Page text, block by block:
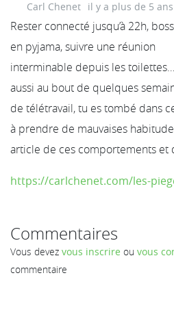
Carl Chenet il y a plus de 5 ans
Rester connecté jusqu’à 22h,
en pyjama, suivre une réunion
interminable depuis les
aussi au bout de quelques
de télétravail, tu es tombé dans
à prendre de mauvaises
article de ces comportements et
https://carlchenet.com/les-
Commentaires
Vous devez vous inscrire ou vous
commentaire